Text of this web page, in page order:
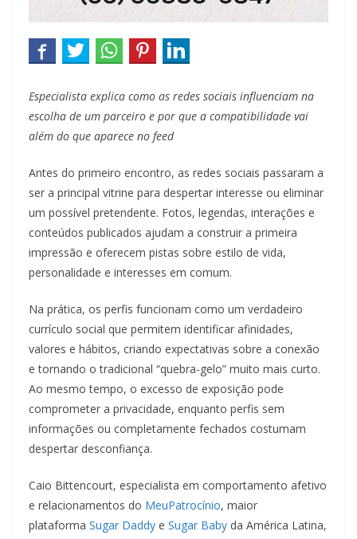
Especialista explica como as redes sociais influenciam na
escolha de um parceiro e por que a compatibilidade vai
além do que aparece no feed
Antes do primeiro encontro, as redes sociais passaram a
ser a principal vitrine para despertar interesse ou eliminar
um possível pretendente. Fotos, legendas, interações e
conteúdos publicados ajudam a construir a primeira
impressão e oferecem pistas sobre estilo de vida,
personalidade e interesses em comum.
Na prática, os perfis funcionam como um verdadeiro
currículo social que permitem identificar afinidades,
valores e hábitos, criando expectativas sobre a conexão
e tornando o tradicional “quebra-gelo” muito mais curto.
Ao mesmo tempo, o excesso de exposição pode
comprometer a privacidade, enquanto perfis sem
informações ou completamente fechados costumam
despertar desconfiança.
Caio Bittencourt, especialista em comportamento afetivo
e relacionamentos do MeuPatrocínio, maior
plataforma Sugar Daddy e Sugar Baby da América Latina,